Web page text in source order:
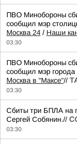
ПВО Минобороны
сообщил мэр
Москва 24 / Наши
03:30
ПВО Минобороны
сообщил мэр
Москва в "Максе"//
03:30
Сбиты три БПЛА на
Сергей Собянин.//
03:30